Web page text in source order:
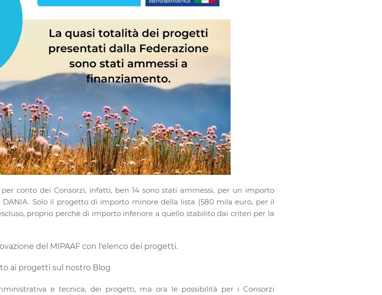
conto dei Consorzi, infatti, ben 14 sono stati ammessi, per un importo
Solo il progetto di importo minore della lista (580 mila euro, per il
proprio perchè di importo inferiore a quello stabilito dai criteri per la
del MIPAAF con l'elenco dei progetti.
ai progetti sul nostro Blog
e tecnica, dei progetti, ma ora le possibilità per i Consorzi